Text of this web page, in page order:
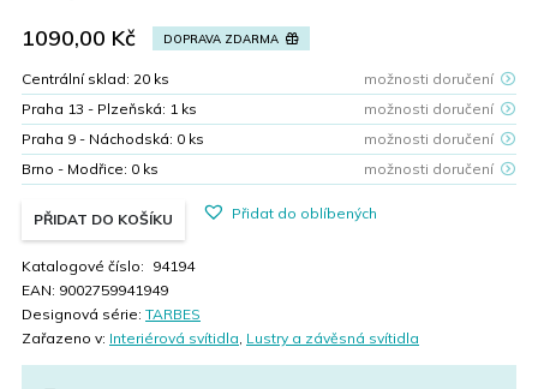
1090,00 Kč DOPRAVA ZDARMA
Centrální sklad: 20 ks
možnosti doručení
Praha 13 - Plzeňská: 1 ks
možnosti doručení
Praha 9 - Náchodská: 0 ks
možnosti doručení
Brno - Modřice: 0 ks možnosti doručení
PŘIDAT DO KOŠÍKU Přidat do oblíbených
Katalogové číslo: 94194
EAN: 9002759941949
Designová série: TARBES
Zařazeno v: Interiérová svítidla, Lustry a závěsná svítidla